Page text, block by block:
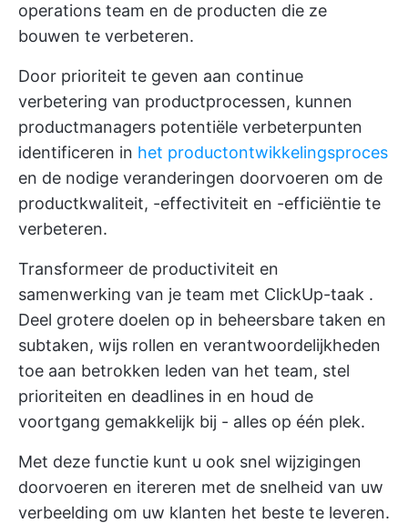
operations team en de producten die ze
bouwen te verbeteren.
Door prioriteit te geven aan continue
verbetering van productprocessen, kunnen
productmanagers potentiële verbeterpunten
identificeren in het productontwikkelingsproces
en de nodige veranderingen doorvoeren om de
productkwaliteit, -effectiviteit en -efficiëntie te
verbeteren.
Transformeer de productiviteit en
samenwerking van je team met ClickUp-taak .
Deel grotere doelen op in beheersbare taken en
subtaken, wijs rollen en verantwoordelijkheden
toe aan betrokken leden van het team, stel
prioriteiten en deadlines in en houd de
voortgang gemakkelijk bij - alles op één plek.
Met deze functie kunt u ook snel wijzigingen
doorvoeren en itereren met de snelheid van uw
verbeelding om uw klanten het beste te leveren.